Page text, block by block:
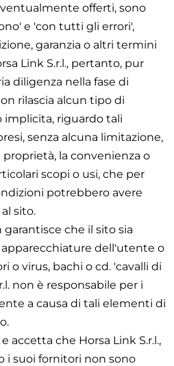
offerti, sono
e 'con tutti gli errori',
garanzia o altri termini
Link S.r.l., pertanto, pur
diligenza nella fase di
rilascia alcun tipo di
implicita, riguardo tali
senza alcuna limitazione,
la convenienza o
scopi o usi, che per
potrebbero avere
sito.
garantisce che il sito sia
dell'utente o
o virus, bachi o cd. 'cavalli di
non è responsabile per i
a causa di tali elementi di
accetta che Horsa Link S.r.l.,
i suoi fornitori non sono